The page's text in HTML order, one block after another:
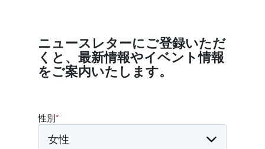
ニュースレターにご登録いただ
くと、最新情報やイベント情報
をご案内いたします。
性別 *